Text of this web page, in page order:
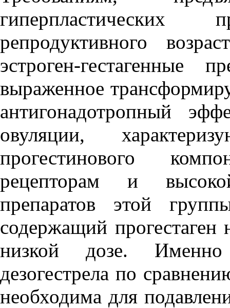
репродуктивного
эстроген-гестагенные
выраженное
антигонадотропный
овуляции,
прогестинового
рецепторам и
препаратов этой
содержащий прогестаген
низкой дозе.
дезогестрела по
необходима для